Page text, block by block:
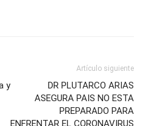
y
Artículo siguiente
DR PLUTARCO ARIAS
ASEGURA PAIS NO ESTA
PREPARADO PARA
ENFRENTAR EL CORONAVIRUS